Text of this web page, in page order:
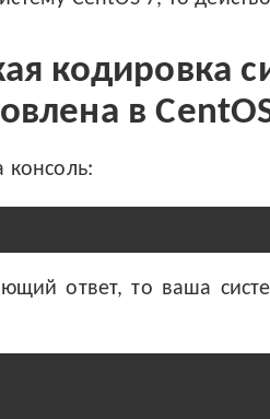
кодировка
в
консоль:
ответ, то ваша